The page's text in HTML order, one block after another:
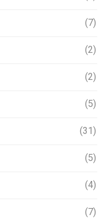
(7)
(2)
(2)
(5)
(31)
(5)
(4)
(7)